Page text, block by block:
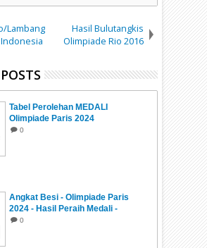
Lambang
Hasil Bulutangkis
Olimpiade Rio 2016
Tabel Perolehan MEDALI
Olimpiade Paris 2024
0
Angkat Besi - Olimpiade Paris
2024 - Hasil Peraih Medali -
Jadwal
0